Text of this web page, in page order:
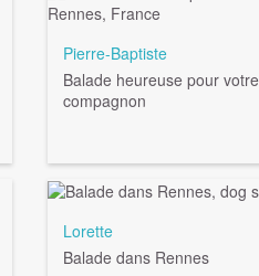
Pierre-Baptiste
Balade heureuse pour votre
compagnon
Lorette
Balade dans Rennes